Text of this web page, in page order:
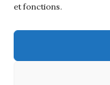
et fonctions.